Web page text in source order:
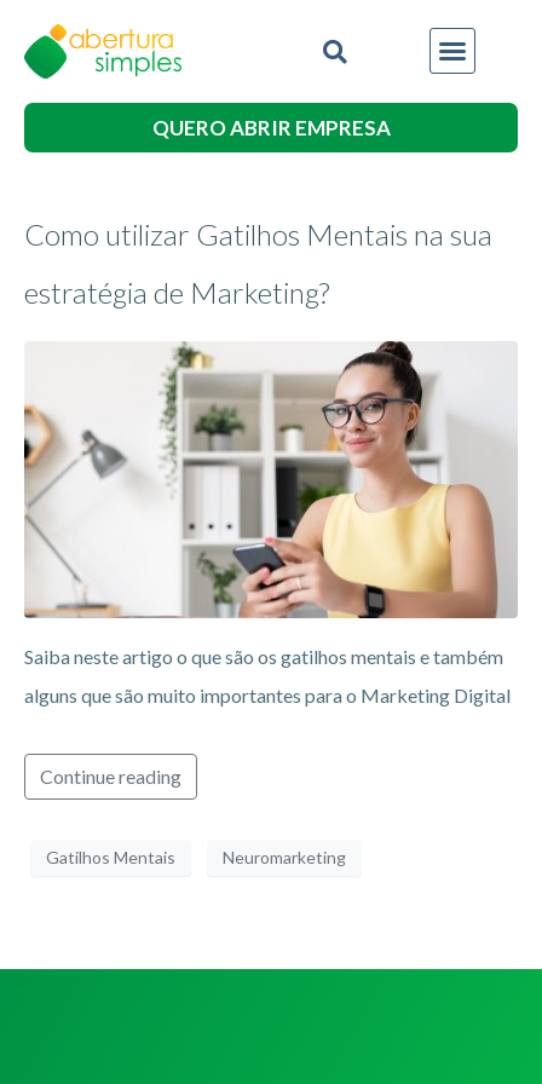
QUERO ABRIR EMPRESA
Como utilizar Gatilhos Mentais na sua
estratégia de Marketing?
Saiba neste artigo o que são os gatilhos mentais e também
alguns que são muito importantes para o Marketing Digital
Continue reading
Gatilhos Mentais Neuromarketing